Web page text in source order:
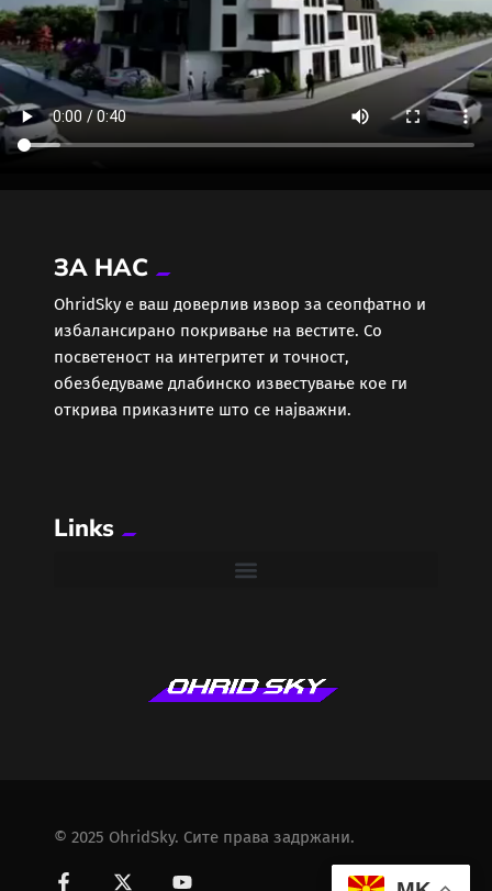
ЗА НАС
ОhridSky е ваш доверлив извор за сеопфатно и
избалансирано покривање на вестите. Со
посветеност на интегритет и точност,
обезбедуваме длабинско известување кое ги
открива приказните што се најважни.
Links
© 2025 OhridSky. Сите права задржани.